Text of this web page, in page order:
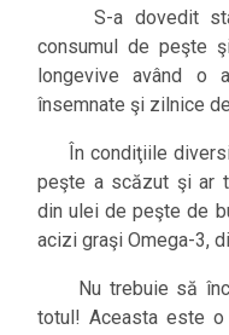
S-a dovedit
consumul de peşte
longevive având o
însemnate şi zilnice
În condiţiile
peşte a scăzut şi ar
din ulei de peşte de
acizi graşi Omega-3,
Nu trebuie să
totul! Aceasta este o